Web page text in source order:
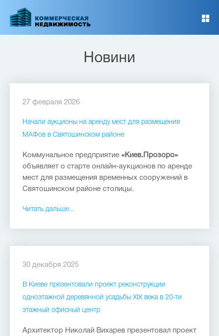
основному
Новини
27 февраля 2026
Начали аукционы на аренду мест для размещения
МАФов в Святошинском районе
Коммунальное предприятие «Киев.Прозоро»
объявляет о старте онлайн-аукционов по аренде
мест для размещения временных сооружений в
Святошинском районе столицы.
Читать дальше...
30 декабря 2025
В Киеве презентовали проект реконструкции
одноэтажной деревянной усадьбы ХІХ века в 20-ти
этажный офисный центр
Архитектор Николай Вихарев презентовал проект